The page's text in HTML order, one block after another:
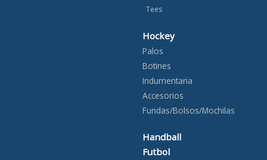
Tees
Hockey
Palos
Botines
Indumentaria
Accesorios
Fundas/Bolsos/Mochilas
Handball
Futbol